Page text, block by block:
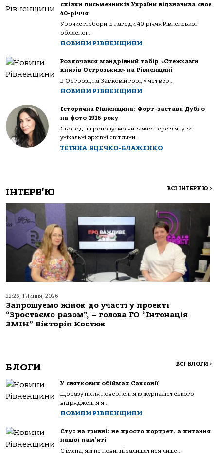
спілки письменників України відзначила своє
40-річчя
Урочисті збори із нагоди 40-річчя Рівненської
обласної...
НОВИНИ РІВНЕНЩИНИ
Розпочався мандрівний табір «Стежками
князів Острозьких» на Рівненщині
В Острозі, на Замковій горі, у четвер...
НОВИНИ РІВНЕНЩИНИ
Історична Рівненщина: Форт-застава Дубно
на фото 1916 року
Сьогодні пропонуємо читачам переглянути
унікальні архівні світлини...
ТЕТЯНА ЯЦЕЧКО-БЛАЖЕНКО
ІНТЕРВ'Ю ВСІ ІНТЕРВ'Ю >
22:26, 1 Липня, 2026
Запрошуємо жінок до участі у проєкті
“Зростаємо разом”, – голова ГО “Інтонація
ЗМІН” Вікторія Костюк
БЛОГИ ВСІ БЛОГИ >
У святкових обіймах Саксонії
Щоразу після повернення із журналістського
відрядження я...
НОВИНИ РІВНЕНЩИНИ
Стус на гривні: не просто портрет, а питання
нашої пам’яті
Є імена, які не повинні залишатися лише...